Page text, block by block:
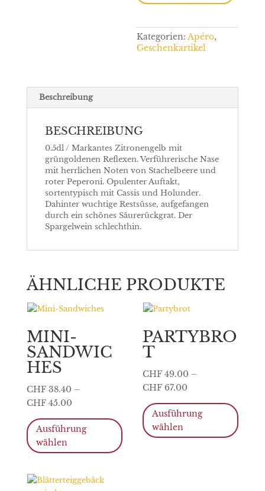
Kategorien:Apéro,
Geschenkartikel
Beschreibung
BESCHREIBUNG
0.5dl / Markantes Zitronengelb mit
grüngoldenen Reflexen. Verführerische Nase
mit herrlichen Noten von Stachelbeere und
roter Peperoni. Opulenter Auftakt,
sortentypisch mit Cassis und Holunder.
Dahinter wuchtige Restsüsse, aufgefangen
durch ein schönes Säurerückgrat. Der
Spargelwein schlechthin.
ÄHNLICHE PRODUKTE
MINI-
SANDWIC
HES
CHF38.40 –
CHF45.00
Ausführung
wählen
Dieses
Produkt
weist
PARTYBRO
T
CHF 49.00 –
CHF 67.00
Ausführung
wählen
weist